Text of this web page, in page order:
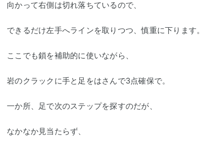
向かって右側は切れ落ちているので、
できるだけ左手へラインを取りつつ、慎重に下ります。
ここでも鎖を補助的に使いながら、
岩のクラックに手と足をはさんで3点確保で。
一か所、足で次のステップを探すのだが、
なかなか見当たらず、